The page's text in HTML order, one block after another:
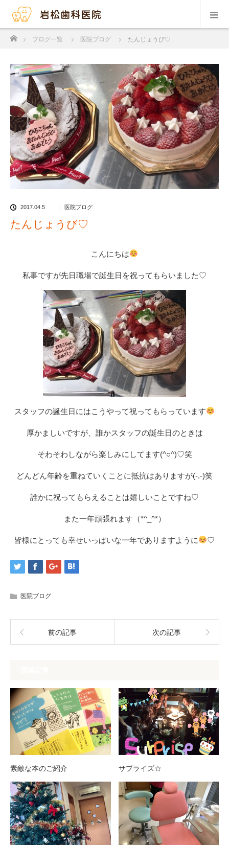
ブログ一覧 医院ブログ たんじょうび♡
2017.04.5 医院ブログ
たんじょうび♡
こんにちは
私事ですが先日職場で誕生日を祝ってもらいました♡
スタッフの誕生日にはこうやって祝ってもらっています
厚かましいですが、誰かスタッフの誕生日のときは
そわそわしながら楽しみにしてます(^○^)♡笑
どんどん年齢を重ねていくことに抵抗はありますが(-.-)笑
誰かに祝ってもらえることは嬉しいことですね♡
また一年頑張れます（*^_^*）
皆様にとっても幸せいっぱいな一年でありますように ♡
医院ブログ
前の記事 次の記事
素敵な本のご紹介 サプライズ☆